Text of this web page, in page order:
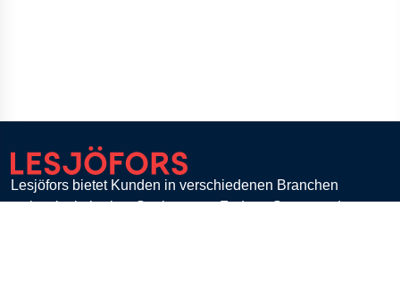
Lesjöfors bietet Kunden in verschiedenen Branchen
weltweit ein breites Spektrum an Federn, Stanz- und